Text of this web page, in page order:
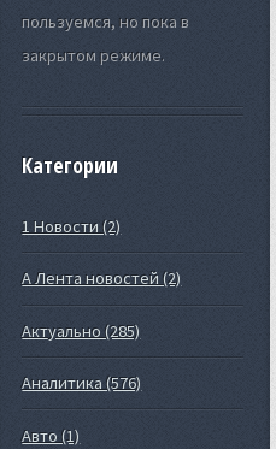
пользуемся, но пока в
закрытом режиме.
Категории
1 Новости (2)
А Лента новостей (2)
Актуально (285)
Аналитика (576)
Авто (1)